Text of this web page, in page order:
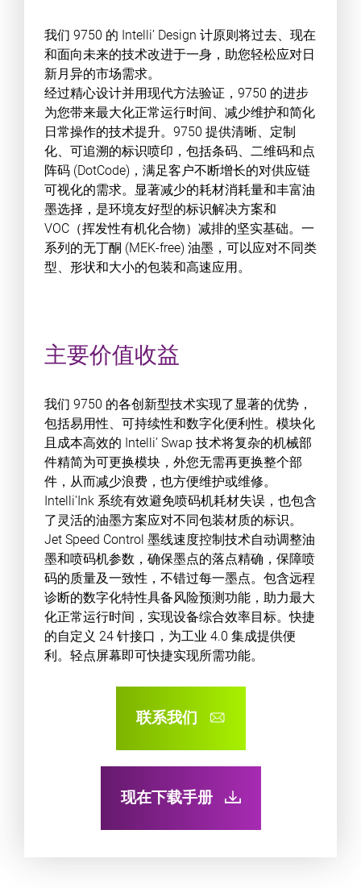
我们 9750 的 Intelli’ Design 计原则将过去、现在
和面向未来的技术改进于一身，助您轻松应对日
新月异的市场需求。
经过精心设计并用现代方法验证，9750 的进步
为您带来最大化正常运行时间、减少维护和简化
日常操作的技术提升。9750 提供清晰、定制
化、可追溯的标识喷印，包括条码、二维码和点
阵码 (DotCode)，满足客户不断增长的对供应链
可视化的需求。显著减少的耗材消耗量和丰富油
墨选择，是环境友好型的标识解决方案和
VOC（挥发性有机化合物）减排的坚实基础。一
系列的无丁酮 (MEK-free) 油墨，可以应对不同类
型、形状和大小的包装和高速应用。
主要价值收益
我们 9750 的各创新型技术实现了显著的优势，
包括易用性、可持续性和数字化便利性。模块化
且成本高效的 Intelli’ Swap 技术将复杂的机械部
件精简为可更换模块，外您无需再更换整个部
件，从而减少浪费，也方便维护或维修。
Intelli’Ink 系统有效避免喷码机耗材失误，也包含
了灵活的油墨方案应对不同包装材质的标识。
Jet Speed Control 墨线速度控制技术自动调整油
墨和喷码机参数，确保墨点的落点精确，保障喷
码的质量及一致性，不错过每一墨点。包含远程
诊断的数字化特性具备风险预测功能，助力最大
化正常运行时间，实现设备综合效率目标。快捷
的自定义 24 针接口，为工业 4.0 集成提供便
利。轻点屏幕即可快捷实现所需功能。
联系我们
现在下载手册